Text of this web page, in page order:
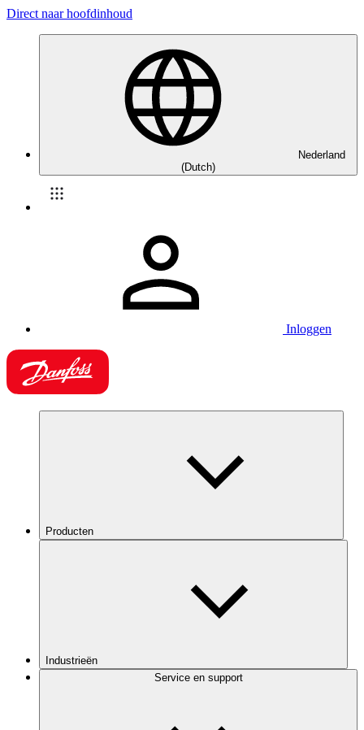
Direct naar hoofdinhoud
Nederland
(Dutch)
Inloggen
Producten
Industrieën
Service en support